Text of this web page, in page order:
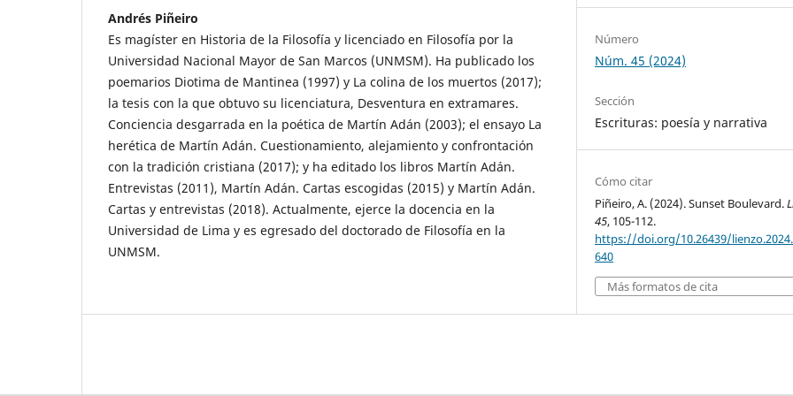
Andrés Piñeiro
Es magíster en Historia de la Filosofía y licenciado en Filosofía por la
Universidad Nacional Mayor de San Marcos (UNMSM). Ha publicado los
poemarios Diotima de Mantinea (1997) y La colina de los muertos (2017);
la tesis con la que obtuvo su licenciatura, Desventura en extramares.
Conciencia desgarrada en la poética de Martín Adán (2003); el ensayo La
herética de Martín Adán. Cuestionamiento, alejamiento y confrontación
con la tradición cristiana (2017); y ha editado los libros Martín Adán.
Entrevistas (2011), Martín Adán. Cartas escogidas (2015) y Martín Adán.
Cartas y entrevistas (2018). Actualmente, ejerce la docencia en la
Universidad de Lima y es egresado del doctorado de Filosofía en la
UNMSM.
Número
Núm. 45 (2024)
Sección
Escrituras: poesía y narrativa
Cómo citar
Piñeiro, A. (2024). Sunset Boulevard.
45, 105-112.
https://doi.org/10.26439/
640
Más formatos de cita